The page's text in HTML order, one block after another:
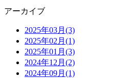
アーカイブ
2025年03月(3)
2025年02月(1)
2025年01月(3)
2024年12月(2)
2024年09月(1)